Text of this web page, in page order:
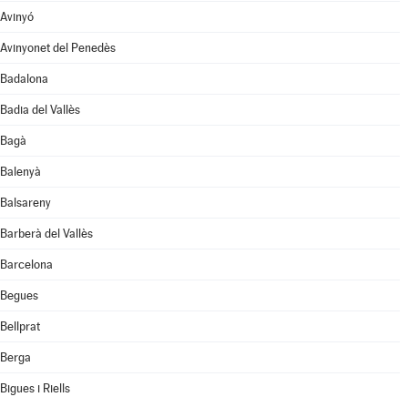
Avinyó
Avinyonet del Penedès
Badalona
Badia del Vallès
Bagà
Balenyà
Balsareny
Barberà del Vallès
Barcelona
Begues
Bellprat
Berga
Bigues i Riells